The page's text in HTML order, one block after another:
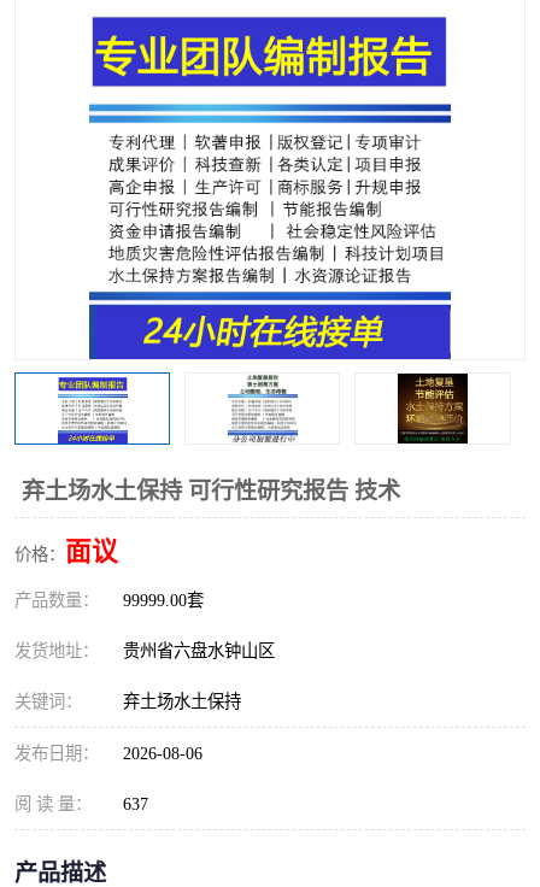
弃土场水土保持 可行性研究报告 技术
价格： 面议
产品数量： 99999.00套
发货地址： 贵州省六盘水钟山区
关键词： 弃土场水土保持
发布日期： 2026-08-06
阅 读 量： 637
产品描述